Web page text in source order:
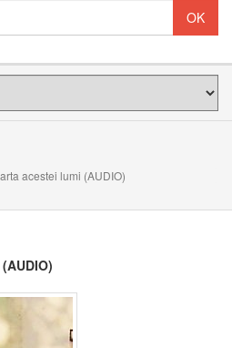
acestei lumi (AUDIO)